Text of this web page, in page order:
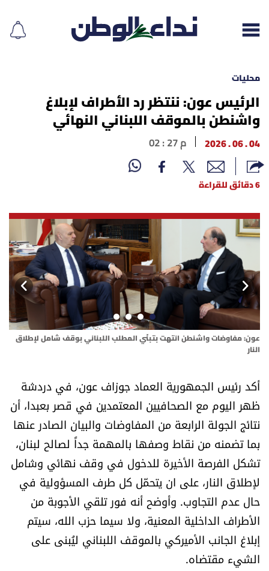
إقرأ الجريدة
لبنان
الغلاف
نداء اليوم
محليات
أسرار
متفرقات
نداء القرّاء
خاص الموقع
كتّابنا
تحت المجهر
آراء
اقتصاد
العالم
محليات
الرئيس عون: ننتظر رد الأطراف لإبلاغ
واشنطن بالموقف اللبناني النهائي
04 . 06 . 2026 02 : 27 م
6 دقائق للقراءة
عون: مفاوضات واشنطن انتهت بتبنّي المطلب اللبناني بوقف شامل لإطلاق
النار
أكد رئيس الجمهورية العماد جوزاف عون، في دردشة
ظهر اليوم مع الصحافيين المعتمدين في قصر بعبدا، أن
نتائج الجولة الرابعة من المفاوضات والبيان الصادر عنها
بما تضمنه من نقاط وصفها بالمهمة جداً لصالح لبنان،
تشكل الفرصة الأخيرة للدخول في وقف نهائي وشامل
لإطلاق النار، على ان يتحمّل كل طرف المسؤولية في
حال عدم التجاوب. وأوضح أنه فور تلقي الأجوبة من
الأطراف الداخلية المعنية، ولا سيما حزب الله، سيتم
إبلاغ الجانب الأميركي بالموقف اللبناني ليُبنى على
الشيء مقتضاه.